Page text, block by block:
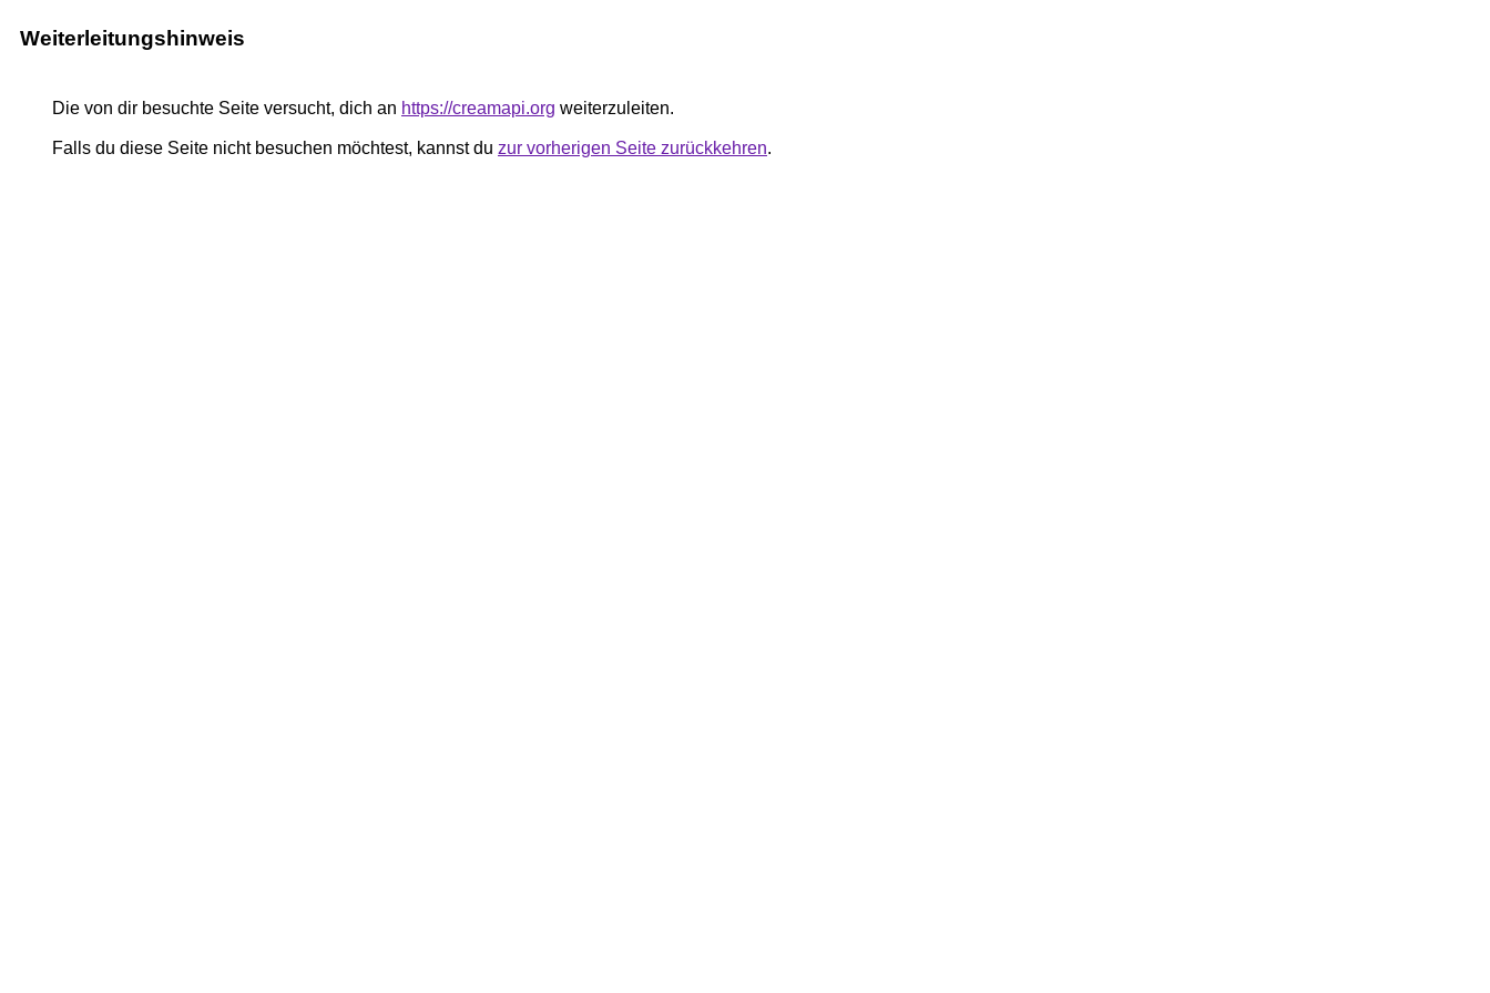
Weiterleitungshinweis
Die von dir besuchte Seite versucht, dich an https://creamapi.org weiterzuleiten.
Falls du diese Seite nicht besuchen möchtest, kannst du zur vorherigen Seite zurückkehren.